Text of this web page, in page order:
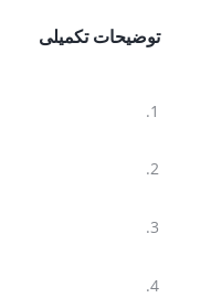
توضیحات تکمیلی
1.
2.
3.
4.